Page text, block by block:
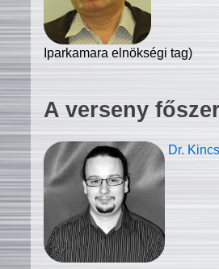
Iparkamara elnökségi tag)
A verseny
Dr.